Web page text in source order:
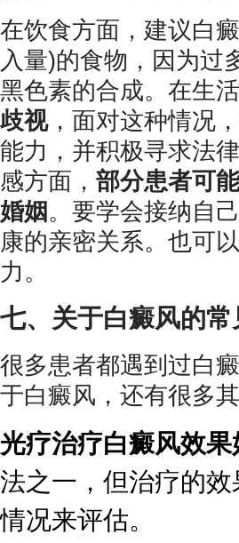
在饮食方面，建议白
入量)的食物，因为过
黑色素的合成。在生活
歧视，面对这种情况
能力，并积极寻求法
感方面， 部分患者可
婚姻 。要学会接纳自
康的亲密关系。也可
力。
七、关于白癜风的
很多患者都遇到过白
于白癜风，还有很多
光疗治疗白癜风效果
法之一，但治疗的
情况来评估。